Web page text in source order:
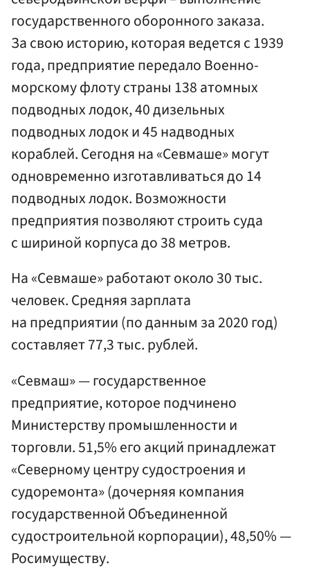
государственного оборонного заказа.
За свою историю, которая ведется с 1939
года, предприятие передало Военно-
морскому флоту страны 138 атомных
подводных лодок, 40 дизельных
подводных лодок и 45 надводных
кораблей. Сегодня на «Севмаше» могут
одновременно изготавливаться до 14
подводных лодок. Возможности
предприятия позволяют строить суда
с шириной корпуса до 38 метров.
На «Севмаше» работают около 30 тыс.
человек. Средняя зарплата
на предприятии (по данным за 2020 год)
составляет 77,3 тыс. рублей.
«Севмаш» — государственное
предприятие, которое подчинено
Министерству промышленности и
торговли. 51,5% его акций принадлежат
«Северному центру судостроения и
судоремонта» (дочерняя компания
государственной Объединенной
судостроительной корпорации), 48,50% —
Росимуществу.